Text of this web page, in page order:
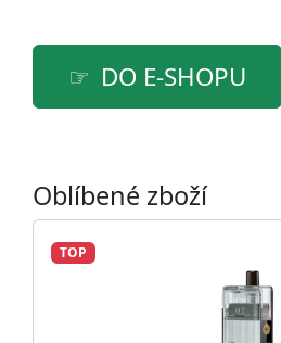
DO E-SHOPU
Oblíbené zboží
TOP